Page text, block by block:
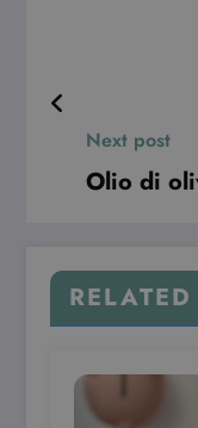
Next post
Olio di